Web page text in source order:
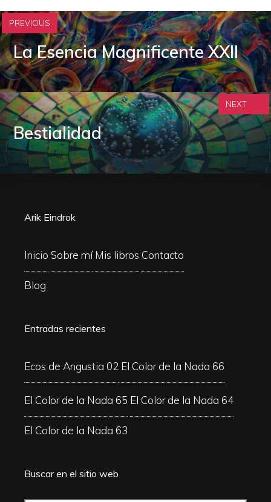
PREVIOUS
La Esencia Magnificente XXII
Bestialidad
NEXT
Arik Eindrok
Inicio Sobre mí Mis libros Contacto
Blog
Entradas recientes
Ecos de Angustia 02 El Color de la Nada 66
El Color de la Nada 65 El Color de la Nada 64
El Color de la Nada 63
Buscar en el sitio web